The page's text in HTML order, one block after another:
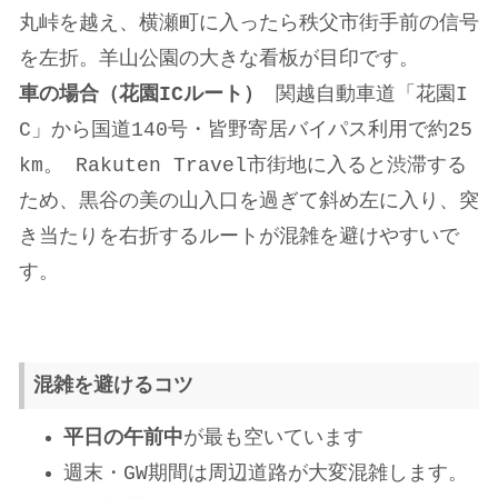
丸峠を越え、横瀬町に入ったら秩父市街手前の信号
を左折。羊山公園の大きな看板が目印です。
車の場合（花園ICルート）
関越自動車道「花園I
C」から国道140号・皆野寄居バイパス利用で約25
km。 Rakuten Travel市街地に入ると渋滞する
ため、黒谷の美の山入口を過ぎて斜め左に入り、突
き当たりを右折するルートが混雑を避けやすいで
す。
混雑を避けるコツ
平日の午前中が最も空いています
週末・GW期間は周辺道路が大変混雑します。